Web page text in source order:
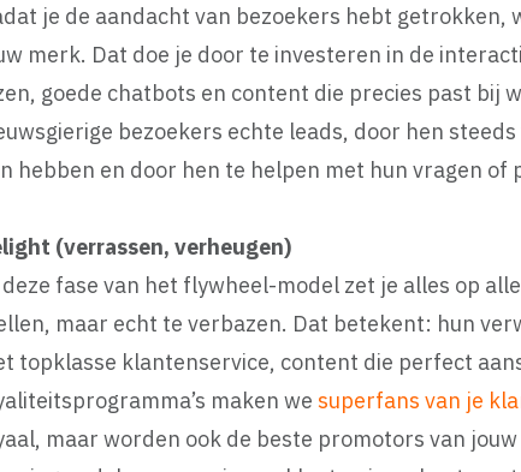
je de aandacht van bezoekers hebt getrokken,
merk. Dat doe je door te investeren in de
goede chatbots en content die precies past bij
bezoekers echte leads, door hen
hebben en door hen te helpen met hun vragen of
(verrassen, verheugen)
fase van het flywheel-model zet je alles op
maar echt te verbazen. Dat betekent: hun
topklasse klantenservice, content die perfect
maken we superfans van je
maar worden ook de beste promotors van